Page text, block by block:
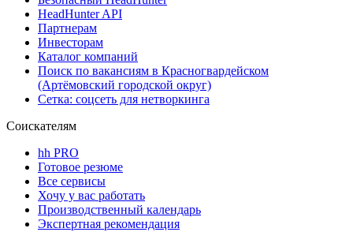
HeadHunter API
Партнерам
Инвесторам
Каталог компаний
Поиск по вакансиям в Красногвардейском
(Артёмовский городской округ)
Сетка: соцсеть для нетворкинга
Соискателям
hh PRO
Готовое резюме
Все сервисы
Хочу у вас работать
Производственный календарь
Экспертная рекомендация